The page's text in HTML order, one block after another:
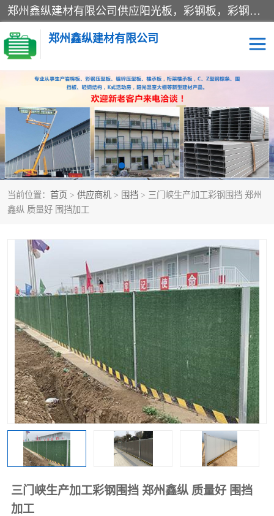
郑州鑫纵建材有限公司供应阳光板，彩钢板，彩钢钢构工程是一家集生产销售租赁安装于一体的企业，主要生产PC采光板，耐力板，仿古琉璃采光板，岩棉板、彩钢压型板、镀锌压型板、桁架楼承板，C、Z型钢檩条、围挡板、轻钢结构，阳光温室大棚等新型建材产品。公司旗下有多台移动式高空压瓦机租赁，承接全国各地业务，专业对外租赁各种型号压瓦机。
郑州鑫纵建材有限公司
当前位置： 首页 > 供应商机 > 围挡 > 三门峡生产加工彩钢围挡 郑州
鑫纵 质量好 围挡加工
三门峡生产加工彩钢围挡 郑州鑫纵 质量好 围挡
加工
高空瓦机租赁 ASA合成树脂仿古瓦
CZ型钢 FRP采光板
PC多层板 PC耐力板
建筑围挡 楼层板
岩棉板 钢结构配件
围挡 彩钢板
生产加工单板复合围挡 市
政围挡